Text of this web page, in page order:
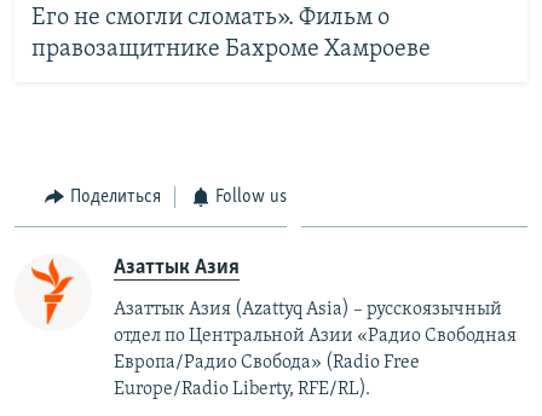
Его не смогли сломать». Фильм о
правозащитнике Бахроме Хамроеве
Поделиться Follow us
Азаттык Азия
Азаттык Азия (Azattyq Asia) – русскоязычный
отдел по Центральной Азии «Радио Свободная
Европа/Радио Свобода» (Radio Free
Europe/Radio Liberty, RFE/RL).